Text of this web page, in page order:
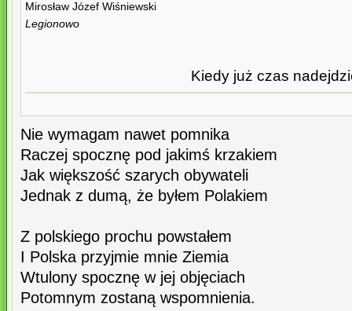
Mirosław Józef Wiśniewski
Legionowo
Kiedy już czas
Nie wymagam nawet pomnika
Raczej spocznę pod jakimś krzakiem
Jak większość szarych obywateli
Jednak z dumą, że byłem Polakiem
Z polskiego prochu powstałem
I Polska przyjmie mnie Ziemia
Wtulony spocznę w jej objęciach
Potomnym zostaną wspomnienia.